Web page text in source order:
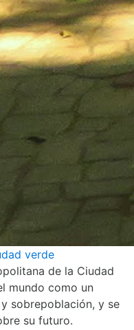
verde
de la Ciudad
mundo como un
sobrepoblación, y se
su futuro.